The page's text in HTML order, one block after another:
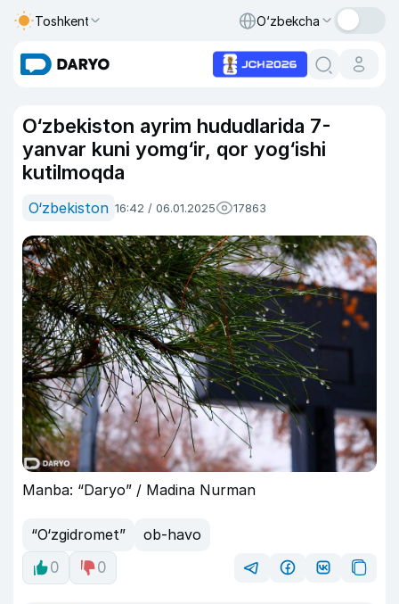
Toshkent O‘zbekcha
O‘zbekiston ayrim hududlarida 7-
yanvar kuni yomg‘ir, qor yog‘ishi
kutilmoqda
O‘zbekiston 16:42 / 06.01.2025 17863
Manba: “Daryo” / Madina Nurman
“O‘zgidromet”
ob-havo
0
0